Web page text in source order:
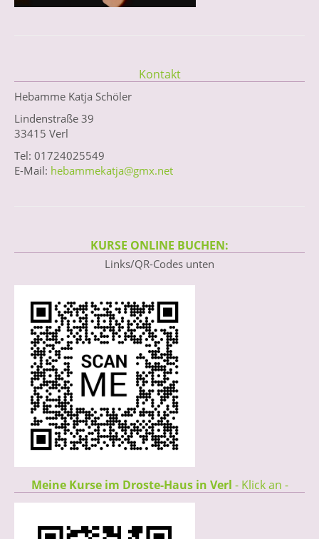
Kontakt
Hebamme Katja Schöler
Lindenstraße 39
33415 Verl
Tel: 01724025549
E-Mail: hebammekatja@gmx.net
KURSE ONLINE BUCHEN:
Links/QR-Codes unten
Meine Kurse im Droste-Haus in Verl - Klick an -